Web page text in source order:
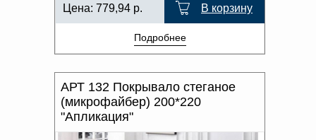
Цена: 779,94 р. В корзину
Подробнее
АРТ 132 Покрывало стеганое
(микрофайбер) 200*220
"Апликация"